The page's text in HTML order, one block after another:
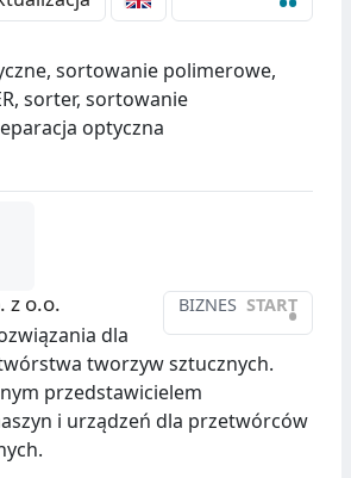
sortowanie polimerowe,
sorter, sortowanie
optyczna
BIZNES START
•
z o.o.
dla
tworzyw sztucznych.
przedstawicielem
i urządzeń dla przetwórców